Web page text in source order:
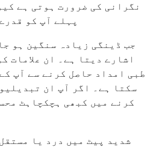
نگرانی کی ضرورت ہوتی ہے
پہلے آپ کو
جب ڈینگی زیادہ سنگین ہو
اشارے دیتا ہے۔ ان علامات
طبی امداد حاصل کرنے سے آپ
سکتا ہے۔ اگر آپ ان
کرنے میں کبھی ہچکچاہٹ
شدید پیٹ میں درد یا